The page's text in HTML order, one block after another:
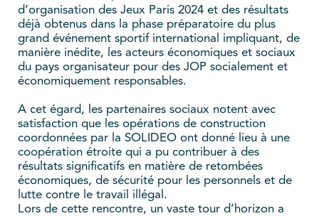
d’organisation des Jeux Paris 2024 et des résultats
déjà obtenus dans la phase préparatoire du plus
grand événement sportif international impliquant, de
manière inédite, les acteurs économiques et sociaux
du pays organisateur pour des JOP socialement et
économiquement responsables.
A cet égard, les partenaires sociaux notent avec
satisfaction que les opérations de construction
coordonnées par la SOLIDEO ont donné lieu à une
coopération étroite qui a pu contribuer à des
résultats significatifs en matière de retombées
économiques, de sécurité pour les personnels et de
lutte contre le travail illégal.
Lors de cette rencontre, un vaste tour d’horizon a